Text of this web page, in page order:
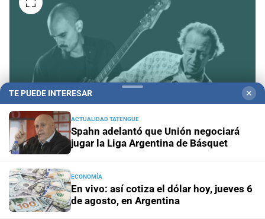
Christy Doran y Franco Fontanarrosaa las 20.30 en El
TE PUEDE INTERESAR ✕
ACTUALIDAD TATENGUE
Spahn adelantó que Unión negociará
jugar la Liga Argentina de Básquet
ECONOMÍA
En vivo: así cotiza el dólar hoy, jueves 6
de agosto, en Argentina